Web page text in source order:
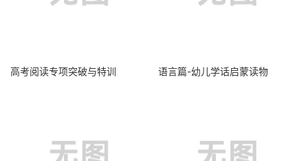
高考阅读专项突破与特训 语言篇-幼儿学话启蒙读物